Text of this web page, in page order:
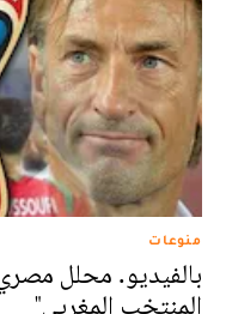
منوعات
بالفيديو. محلل
المنتخب المغربي"